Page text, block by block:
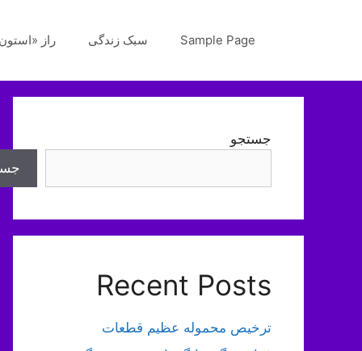
Sample Page سبک زندگی راز
جستجو
Recent Posts
ترخیص محموله عظیم قطعات